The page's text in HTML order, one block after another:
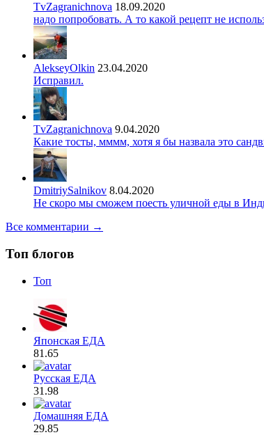
TvZagranichnova 18.09.2020
надо попробовать. А то какой рецепт не
AlekseyOlkin 23.04.2020
Исправил.
TvZagranichnova 9.04.2020
Какие тосты, мммм, хотя я бы назвала это
DmitriySalnikov 8.04.2020
Не скоро мы сможем поесть уличной еды в
Все комментарии →
Топ блогов
Топ
Японская ЕДА
81.65
Русская ЕДА
31.98
Домашняя ЕДА
29.85